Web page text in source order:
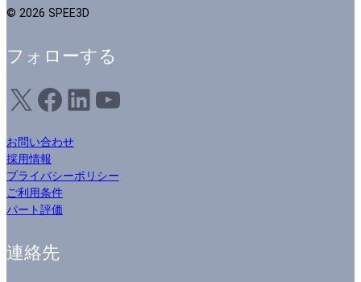
© 2026 SPEE3D
フォローする
X フェイスブックLinkedIn ユーチューブ
お問い合わせ
採用情報
プライバシーポリシー
ご利用条件
パート評価
連絡先